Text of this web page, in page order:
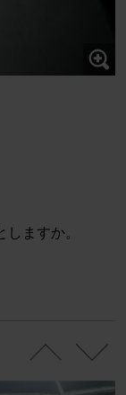
ますか。